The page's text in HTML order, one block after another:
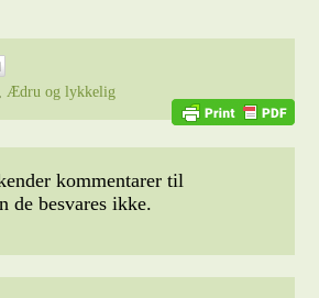
,Ædru og lykkelig
kommentarer til
de besvares ikke.